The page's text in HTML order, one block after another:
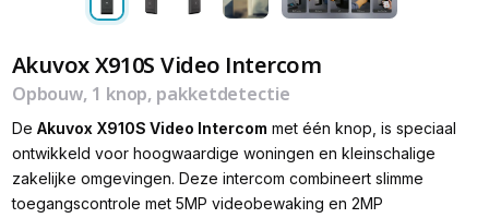
Akuvox X910S Video Intercom
Opbouw, 1 knop, pakketdetectie
De Akuvox X910S Video Intercom met één knop, is speciaal
ontwikkeld voor hoogwaardige woningen en kleinschalige
zakelijke omgevingen. Deze intercom combineert slimme
toegangscontrole met 5MP videobewaking en 2MP